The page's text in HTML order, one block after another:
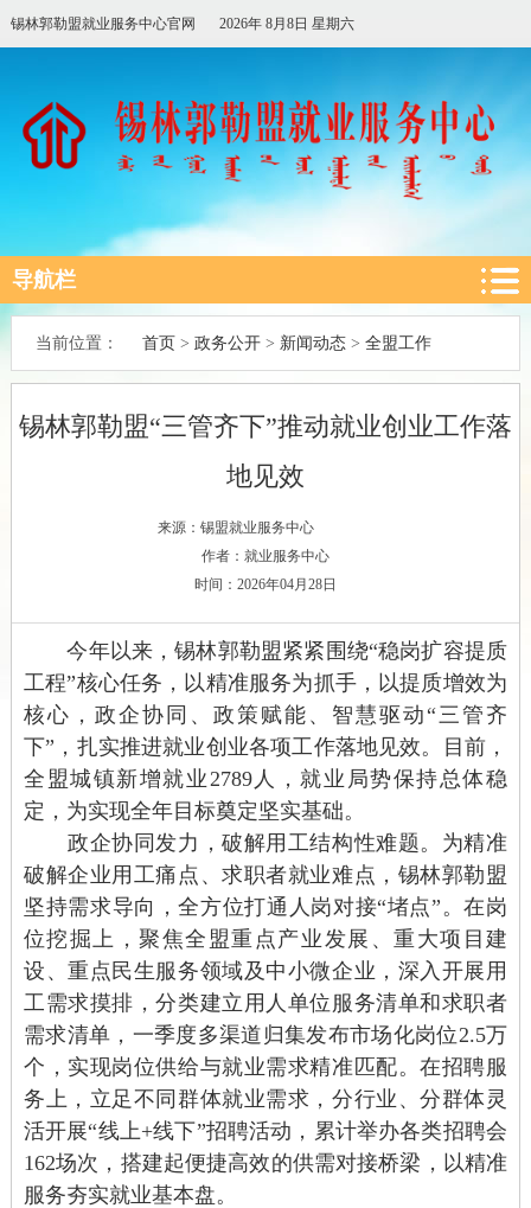
锡林郭勒盟就业服务中心官网 2026年 8月8日 星期六
导航栏
当前位置： 首页 > 政务公开> 新闻动态> 全盟工作
锡林郭勒盟“三管齐下”推动就业创业工作落
地见效
来源：锡盟就业服务中心
作者：就业服务中心
时间：2026年04月28日
今年以来，锡林郭勒盟紧紧围绕“稳岗扩容提质
工程”核心任务， 以精准服务为抓手，以提质增效为
核心，政企协同、政策赋能、智慧驱动“三管齐
下”，扎实推进就业创业各项工作落地见效。目前，
全盟城镇新增就业2789人，就业局势保持总体稳
定，为实现全年目标奠定坚实基础。
政企协同发力，破解用工结构性难题。 为精准
破解企业用工痛点、求职者就业难点，锡林郭勒盟
坚持需求导向，全方位打通人岗对接“堵点”。在岗
位挖掘上，聚焦全盟重点产业发展、重大项目建
设、重点民生服务领域及中小微企业，深入开展用
工需求摸排，分类建立用人单位服务清单和求职者
需求清单，一季度多渠道归集发布市场化岗位2.5万
个，实现岗位供给与就业需求精准匹配。在招聘服
务上，立足不同群体就业需求，分行业、分群体灵
活开展“线上+线下”招聘活动，累计举办各类招聘会
162场次，搭建起便捷高效的供需对接桥梁，以精准
服务夯实就业基本盘。